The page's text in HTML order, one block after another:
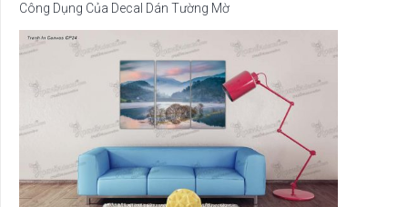
Công Dụng Của Decal Dán Tường Mờ